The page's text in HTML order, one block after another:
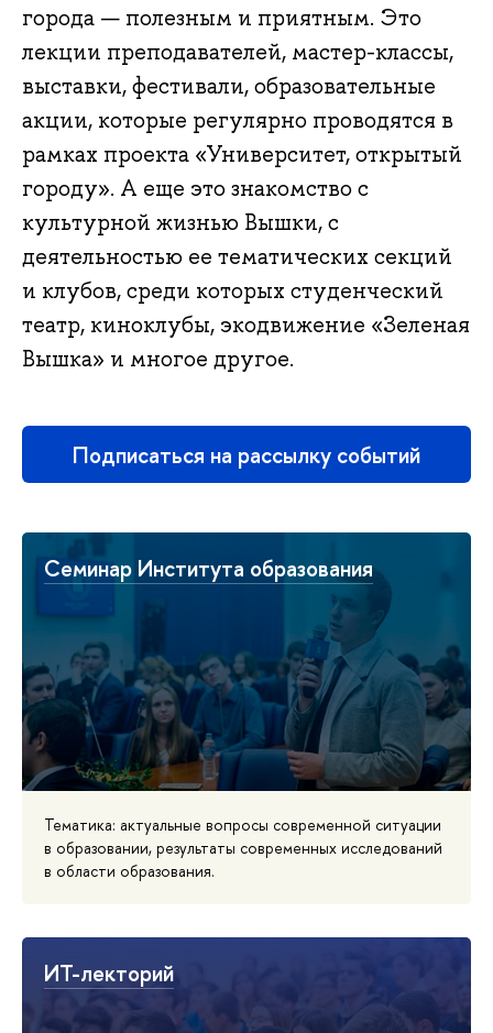
города — полезным и приятным. Это
лекции преподавателей, мастер-классы,
выставки, фестивали, образовательные
акции, которые регулярно проводятся в
рамках проекта «Университет, открытый
городу». А еще это знакомство с
культурной жизнью Вышки, с
деятельностью ее тематических секций
и клубов, среди которых студенческий
театр, киноклубы, экодвижение «Зеленая
Вышка» и многое другое.
Подписаться на рассылку событий
Семинар Института образования
Тематика: актуальные вопросы современной ситуации
в образовании, результаты современных исследований
в области образования.
ИТ-лекторий